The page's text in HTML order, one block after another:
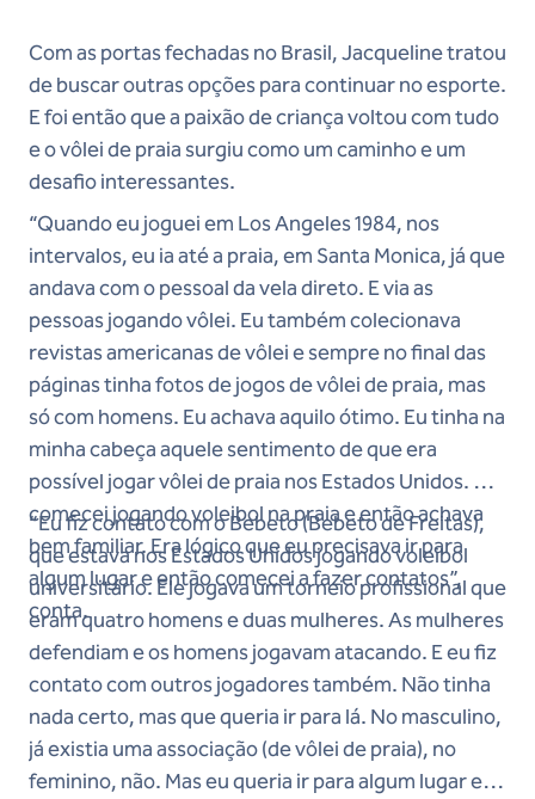
Com as portas fechadas no Brasil, Jacqueline tratou
de buscar outras opções para continuar no esporte.
E foi então que a paixão de criança voltou com tudo
e o vôlei de praia surgiu como um caminho e um
desafio interessantes.
“Quando eu joguei em Los Angeles 1984, nos
intervalos, eu ia até a praia, em Santa Monica, já que
andava com o pessoal da vela direto. E via as
pessoas jogando vôlei. Eu também colecionava
revistas americanas de vôlei e sempre no final das
páginas tinha fotos de jogos de vôlei de praia, mas
só com homens. Eu achava aquilo ótimo. Eu tinha na
minha cabeça aquele sentimento de que era
possível jogar vôlei de praia nos Estados Unidos. Eu
comecei jogando voleibol na praia e então achava
bem familiar. Era lógico que eu precisava ir para
algum lugar e então comecei a fazer contatos”,
conta.
“Eu fiz contato com o Bebeto (Bebeto de Freitas),
que estava nos Estados Unidos jogando voleibol
universitário. Ele jogava um torneio profissional que
eram quatro homens e duas mulheres. As mulheres
defendiam e os homens jogavam atacando. E eu fiz
contato com outros jogadores também. Não tinha
nada certo, mas que queria ir para lá. No masculino,
já existia uma associação (de vôlei de praia), no
feminino, não. Mas eu queria ir para algum lugar e